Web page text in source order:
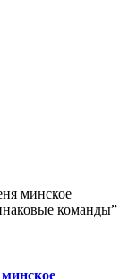
минское
команды”